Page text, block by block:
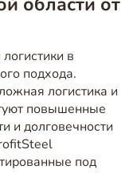
в
подхода.
логистика и
повышенные
и долговечности
под